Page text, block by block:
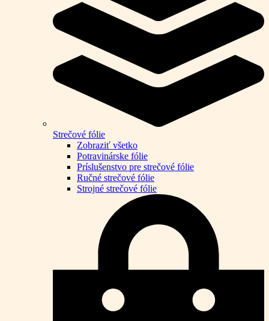
Strečové fólie
Zobraziť všetko
Potravinárske fólie
Príslušenstvo pre strečové fólie
Ručné strečové fólie
Strojné strečové fólie